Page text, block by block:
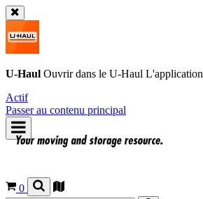
U-Haul Ouvrir dans le U-Haul L'application
Actif
Passer au contenu principal
0